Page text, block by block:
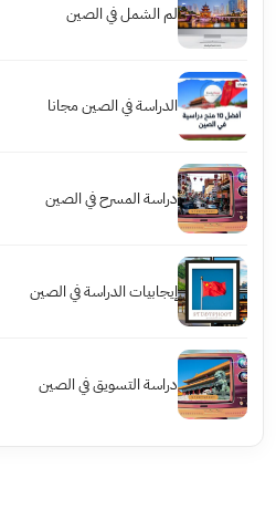
لم الشمل في الصين
الدراسة في الصين مجانا
دراسة المسرح في الصين
إيجابيات الدراسة في الصين
دراسة التسويق في الصين